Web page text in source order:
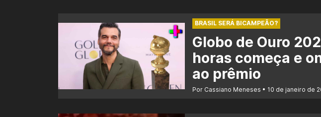
BRASIL SERÁ BICAMPEÃO?
Globo de Ouro
horas começa e
ao prêmio
Por Cassiano Meneses 10 de janeiro de